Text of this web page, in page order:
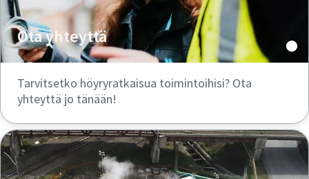
Ota yhteyttä
Tarvitsetko höyryratkaisua toimintoihisi? Ota
yhteyttä jo tänään!